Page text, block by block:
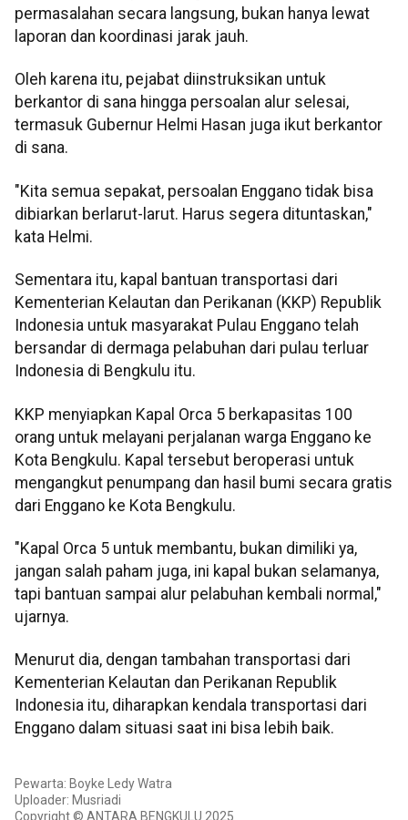
permasalahan secara langsung, bukan hanya lewat
laporan dan koordinasi jarak jauh.
Oleh karena itu, pejabat diinstruksikan untuk
berkantor di sana hingga persoalan alur selesai,
termasuk Gubernur Helmi Hasan juga ikut berkantor
di sana.
"Kita semua sepakat, persoalan Enggano tidak bisa
dibiarkan berlarut-larut. Harus segera dituntaskan,"
kata Helmi.
Sementara itu, kapal bantuan transportasi dari
Kementerian Kelautan dan Perikanan (KKP) Republik
Indonesia untuk masyarakat Pulau Enggano telah
bersandar di dermaga pelabuhan dari pulau terluar
Indonesia di Bengkulu itu.
KKP menyiapkan Kapal Orca 5 berkapasitas 100
orang untuk melayani perjalanan warga Enggano ke
Kota Bengkulu. Kapal tersebut beroperasi untuk
mengangkut penumpang dan hasil bumi secara gratis
dari Enggano ke Kota Bengkulu.
"Kapal Orca 5 untuk membantu, bukan dimiliki ya,
jangan salah paham juga, ini kapal bukan selamanya,
tapi bantuan sampai alur pelabuhan kembali normal,"
ujarnya.
Menurut dia, dengan tambahan transportasi dari
Kementerian Kelautan dan Perikanan Republik
Indonesia itu, diharapkan kendala transportasi dari
Enggano dalam situasi saat ini bisa lebih baik.
Pewarta: Boyke Ledy Watra
Uploader: Musriadi
Copyright © ANTARA BENGKULU 2025